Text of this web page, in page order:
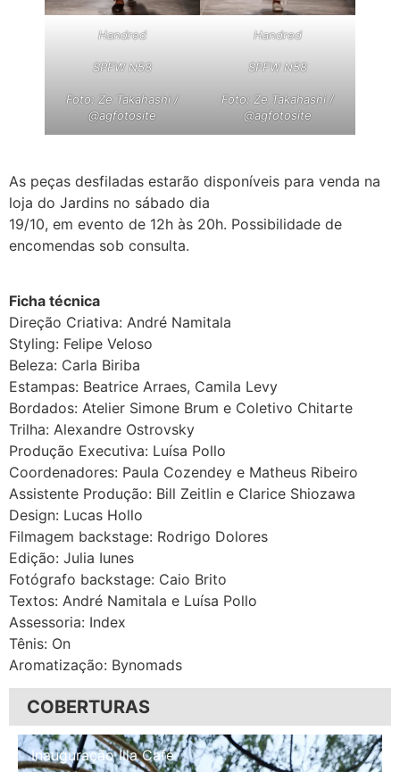
Handred
SPFW N58
Foto: Ze Takahashi /
@agfotosite
Handred
SPFW N58
Foto: Ze Takahashi /
@agfotosite
As peças desfiladas estarão disponíveis para venda na
loja do Jardins no sábado dia
19/10, em evento de 12h às 20h. Possibilidade de
encomendas sob consulta.
Ficha técnica
Direção Criativa: André Namitala
Styling: Felipe Veloso
Beleza: Carla Biriba
Estampas: Beatrice Arraes, Camila Levy
Bordados: Atelier Simone Brum e Coletivo Chitarte
Trilha: Alexandre Ostrovsky
Produção Executiva: Luísa Pollo
Coordenadores: Paula Cozendey e Matheus Ribeiro
Assistente Produção: Bill Zeitlin e Clarice Shiozawa
Design: Lucas Hollo
Filmagem backstage: Rodrigo Dolores
Edição: Julia Iunes
Fotógrafo backstage: Caio Brito
Textos: André Namitala e Luísa Pollo
Assessoria: Index
Tênis: On
Aromatização: Bynomads
COBERTURAS
Inauguração Illa Café